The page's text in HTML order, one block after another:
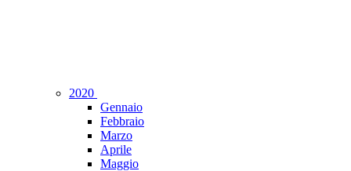
2020
Gennaio
Febbraio
Marzo
Aprile
Maggio